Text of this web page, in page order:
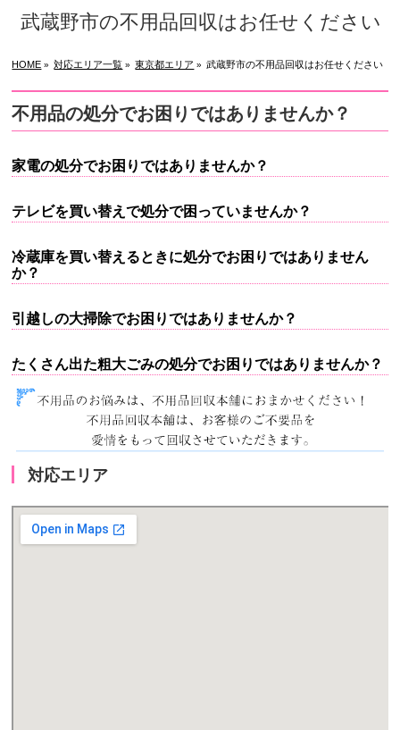
武蔵野市の不用品回収はお任せください
HOME » 対応エリア一覧 » 東京都エリア » 武蔵野市の不用品回収はお任せください
不用品の処分でお困りではありませんか？
家電の処分でお困りではありませんか？
テレビを買い替えで処分で困っていませんか？
冷蔵庫を買い替えるときに処分でお困りではありません
か？
引越しの大掃除でお困りではありませんか？
たくさん出た粗大ごみの処分でお困りではありませんか？
対応エリア